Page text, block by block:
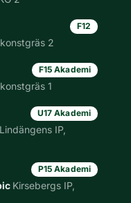
F12
2
F15 Akademi
1
U17 Akademi
Lindängens IP,
P15 Akademi
Kirsebergs IP,